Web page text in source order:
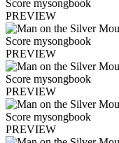
PREVIEW
PREVIEW
PREVIEW
PREVIEW